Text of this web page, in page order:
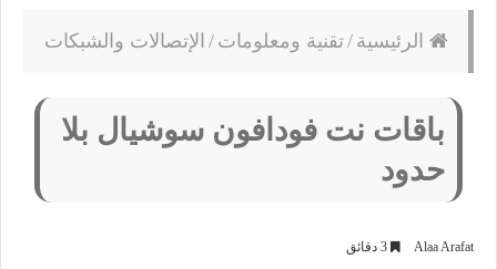
الرئيسية /تقنية ومعلومات / الإتصالات والشبكات
باقات نت فودافون سوشيال بلا
حدود
Alaa Arafat